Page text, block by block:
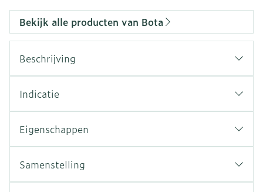
Bekijk alle producten van Bota
Beschrijving
Indicatie
Eigenschappen
Samenstelling